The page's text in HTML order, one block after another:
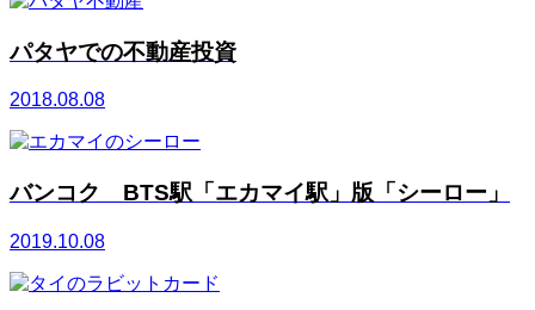
パタヤでの不動産投資
2018.08.08
バンコク BTS駅「エカマイ駅」版「シーロー」
2019.10.08